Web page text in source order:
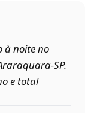
à noite no
e total